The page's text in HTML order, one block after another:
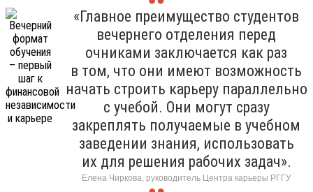
«Главное преимущество студентов
вечернего отделения перед
очниками заключается как раз
в том, что они имеют возможность
начать строить карьеру параллельно
с учебой. Они могут сразу
закреплять получаемые в учебном
заведении знания, использовать
их для решения рабочих задач».
Елена Чиркова, руководитель Центра карьеры РГГУ